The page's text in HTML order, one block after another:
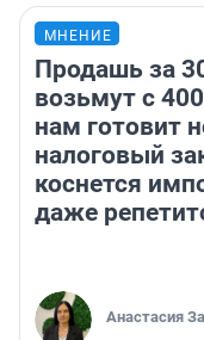
МНЕНИЕ
Продашь за
возьмут с
нам готовит
налоговый
коснется
даже
Анастасия